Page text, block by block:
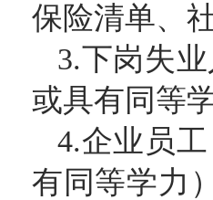
保险清单、
3.下岗失
或具有同等
4.企业员
有同等学力